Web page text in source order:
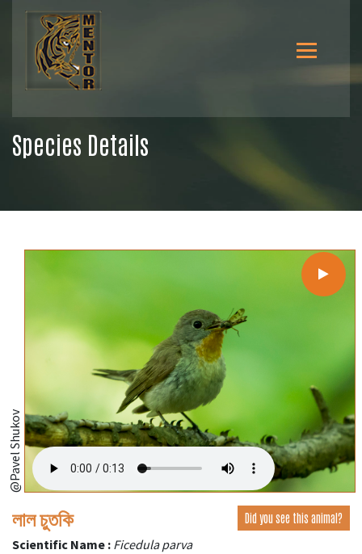
Species Details
@Pavel Shukov
লাল চুতকি Did you see this animal?
Scientific Name : Ficedula parva